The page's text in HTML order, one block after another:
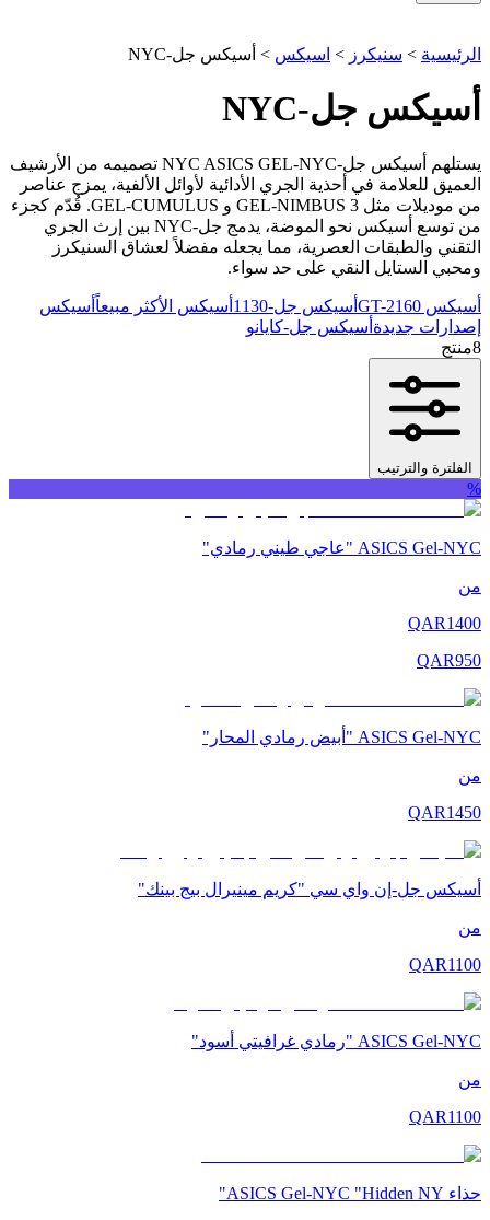
الرئيسية > سنيكرز > اسيكس > أسيكس جل-NYC
أسيكس جل-NYC
يستلهم أسيكس جل-NYC ASICS GEL-NYC تصميمه من الأرشيف
العميق للعلامة في أحذية الجري الأدائية لأوائل الألفية، يمزج عناصر
من موديلات مثل GEL-NIMBUS 3 و GEL-CUMULUS. قُدّم كجزء
من توسع أسيكس نحو الموضة، يدمج جل-NYC بين إرث الجري
التقني والطبقات العصرية، مما يجعله مفضلاً لعشاق السنيكرز
ومحبي الستايل النقي على حد سواء.
أسيكس GT-2160 أسيكس جل-1130 أسيكس الأكثر مبيعاً أسيكس
إصدارات جديدة أسيكس جل-كايانو
8منتج
الفلترة والترتيب
%
ASICS Gel-NYC "عاجي طيني رمادي"
من
QAR1400
QAR950
ASICS Gel-NYC "أبيض رمادي المحار"
من
QAR1450
أسيكس جل-إن واي سي "كريم مينيرال بيج بينك"
من
QAR1100
ASICS Gel-NYC "رمادي غرافيتي أسود"
من
QAR1100
حذاء ASICS Gel-NYC "Hidden NY"